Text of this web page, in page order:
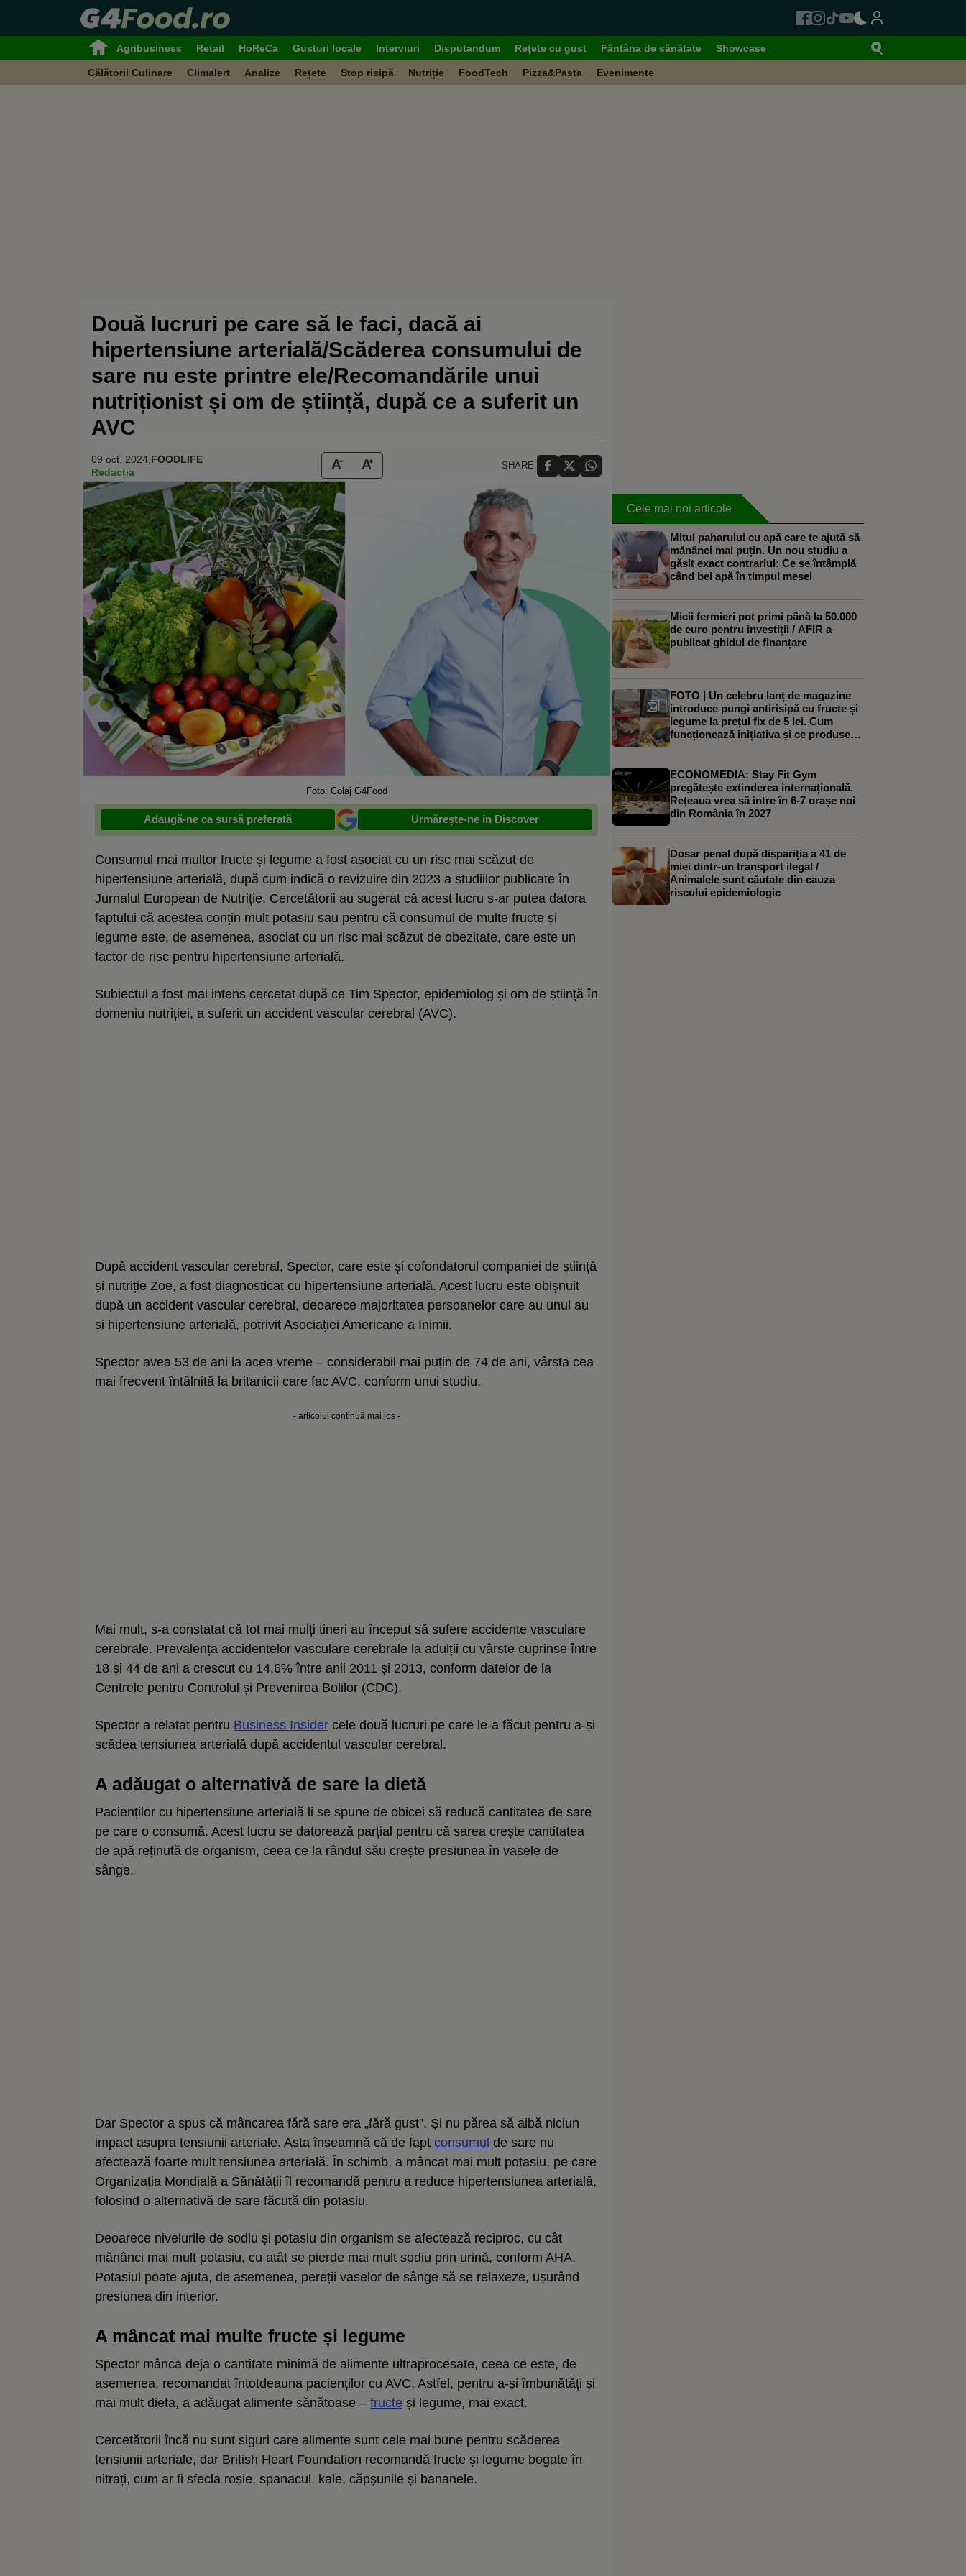
Agribusiness Retail HoReCa Gusturi locale Interviuri Disputandum Rețete cu gust Fântâna de sănătate Showcase
Călătorii Culinare Climalert Analize Rețete Stop risipă Nutriție FoodTech Pizza&Pasta Evenimente
Două lucruri pe care să le faci, dacă ai
hipertensiune arterială/Scăderea consumului de
sare nu este printre ele/Recomandările unui
nutriționist și om de știință, după ce a suferit un
AVC
09 oct. 2024, FOODLIFE
Redacția
SHARE:
Foto: Colaj G4Food
Adaugă-ne ca sursă preferată Urmărește-ne in Discover
Consumul mai multor fructe și legume a fost asociat cu un risc mai scăzut de
hipertensiune arterială, după cum indică o revizuire din 2023 a studiilor publicate în
Jurnalul European de Nutriție. Cercetătorii au sugerat că acest lucru s-ar putea datora
faptului că acestea conțin mult potasiu sau pentru că consumul de multe fructe și
legume este, de asemenea, asociat cu un risc mai scăzut de obezitate, care este un
factor de risc pentru hipertensiune arterială.
Subiectul a fost mai intens cercetat după ce Tim Spector, epidemiolog și om de știință în
domeniu nutriției, a suferit un accident vascular cerebral (AVC).
După accident vascular cerebral, Spector, care este și cofondatorul companiei de știință
și nutriție Zoe, a fost diagnosticat cu hipertensiune arterială. Acest lucru este obișnuit
după un accident vascular cerebral, deoarece majoritatea persoanelor care au unul au
și hipertensiune arterială, potrivit Asociației Americane a Inimii.
Spector avea 53 de ani la acea vreme – considerabil mai puțin de 74 de ani, vârsta cea
mai frecvent întâlnită la britanicii care fac AVC, conform unui studiu.
- articolul continuă mai jos -
Mai mult, s-a constatat că tot mai mulți tineri au început să sufere accidente vasculare
cerebrale. Prevalența accidentelor vasculare cerebrale la adulții cu vârste cuprinse între
18 și 44 de ani a crescut cu 14,6% între anii 2011 și 2013, conform datelor de la
Centrele pentru Controlul și Prevenirea Bolilor (CDC).
Spector a relatat pentru Business Insider cele două lucruri pe care le-a făcut pentru a-și
scădea tensiunea arterială după accidentul vascular cerebral.
A adăugat o alternativă de sare la dietă
Pacienților cu hipertensiune arterială li se spune de obicei să reducă cantitatea de sare
pe care o consumă. Acest lucru se datorează parțial pentru că sarea crește cantitatea
de apă reținută de organism, ceea ce la rândul său crește presiunea în vasele de
sânge.
Dar Spector a spus că mâncarea fără sare era „fără gust”. Și nu părea să aibă niciun
impact asupra tensiunii arteriale. Asta înseamnă că de fapt consumul de sare nu
afectează foarte mult tensiunea arterială. În schimb, a mâncat mai mult potasiu, pe care
Organizația Mondială a Sănătății îl recomandă pentru a reduce hipertensiunea arterială,
folosind o alternativă de sare făcută din potasiu.
Deoarece nivelurile de sodiu și potasiu din organism se afectează reciproc, cu cât
mănânci mai mult potasiu, cu atât se pierde mai mult sodiu prin urină, conform AHA.
Potasiul poate ajuta, de asemenea, pereții vaselor de sânge să se relaxeze, ușurând
presiunea din interior.
A mâncat mai multe fructe și legume
Spector mânca deja o cantitate minimă de alimente ultraprocesate, ceea ce este, de
asemenea, recomandat întotdeauna pacienților cu AVC. Astfel, pentru a-și îmbunătăți și
mai mult dieta, a adăugat alimente sănătoase – fructe și legume, mai exact.
Cercetătorii încă nu sunt siguri care alimente sunt cele mai bune pentru scăderea
tensiunii arteriale, dar British Heart Foundation recomandă fructe și legume bogate în
nitrați, cum ar fi sfecla roșie, spanacul, kale, căpșunile și bananele.
Cele mai noi articole
Mitul paharului cu apă care te ajută să
mănânci mai puțin. Un nou studiu a
găsit exact contrariul: Ce se întâmplă
când bei apă în timpul mesei
Micii fermieri pot primi până la 50.000
de euro pentru investiții / AFIR a
publicat ghidul de finanțare
FOTO | Un celebru lanț de magazine
introduce pungi antirisipă cu fructe și
legume la prețul fix de 5 lei. Cum
funcționează inițiativa și ce produse
ECONOMEDIA: Stay Fit Gym
pregătește extinderea internațională.
Rețeaua vrea să intre în 6-7 orașe noi
din România în 2027
Dosar penal după dispariția a 41 de
miei dintr-un transport ilegal /
Animalele sunt căutate din cauza
riscului epidemiologic